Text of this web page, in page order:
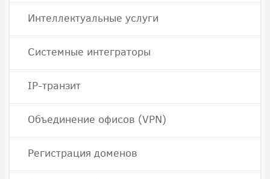
Интеллектуальные услуги
Системные интеграторы
IP-транзит
Объединение офисов (VPN)
Регистрация доменов